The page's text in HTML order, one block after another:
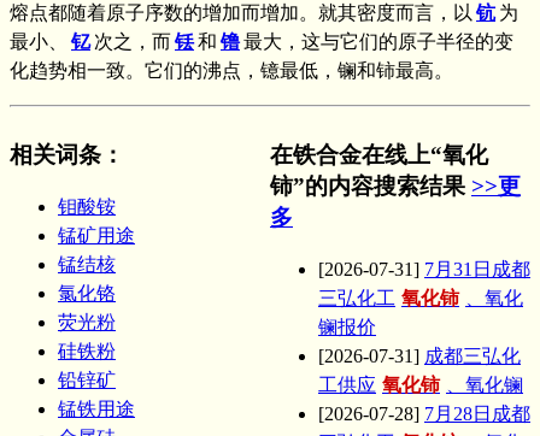
熔点都随着原子序数的增加而增加。就其密度而言，以 钪 为
最小、
钇 次之，而铥和 镥最大，这与它们的原子半径的变
化趋势相一致。它们的沸点，镱最低，镧和铈最高。
相关词条 ：
钼酸铵
锰矿用途
锰结核
氯化铬
荧光粉
硅铁粉
铅锌矿
锰铁用途
在铁合金在线上“氧化
铈”的内容搜索结果 >>更
多
[2026-07-31] 7月31日成都
三弘化工 氧化铈 、氧化
镧报价
[2026-07-31] 成都三弘化
工供应 氧化铈 、氧化镧
[2026-07-28] 7月28日成都